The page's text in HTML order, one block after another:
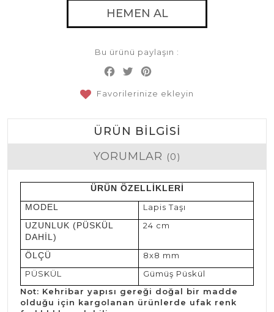
HEMEN AL
Bu ürünü paylaşın :
Facebook
Twitter
Favorilerinize ekleyin
ÜRÜN BILGISI
YORUMLAR (0)
ÜRÜN ÖZELLİKLERİ
MODEL
Lapis Taşı
UZUNLUK (PÜSKÜL
DAHİL)
24 cm
ÖLÇÜ
8x8 mm
PÜSKÜL
Gümüş Püskül
Not: Kehribar yapısı gereği doğal bir madde
olduğu için kargolanan ürünlerde ufak renk